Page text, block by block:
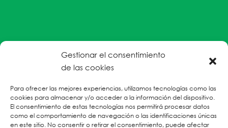
Gestionar el consentimiento
de las cookies
Para ofrecer las mejores experiencias, utilizamos tecnologías como las
cookies para almacenar y/o acceder a la información del dispositivo.
El consentimiento de estas tecnologías nos permitirá procesar datos
como el comportamiento de navegación o las identificaciones únicas
en este sitio. No consentir o retirar el consentimiento, puede afectar
#EnColectiva estamos comprometidas con la
parte del personal humanitario hacia personas
refugiadas, migrantes desplazadas internas y/o
victimas sobrevivientes de Violencias Basadas en